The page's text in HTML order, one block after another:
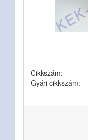
Cikkszám:
Gyári cikkszám: